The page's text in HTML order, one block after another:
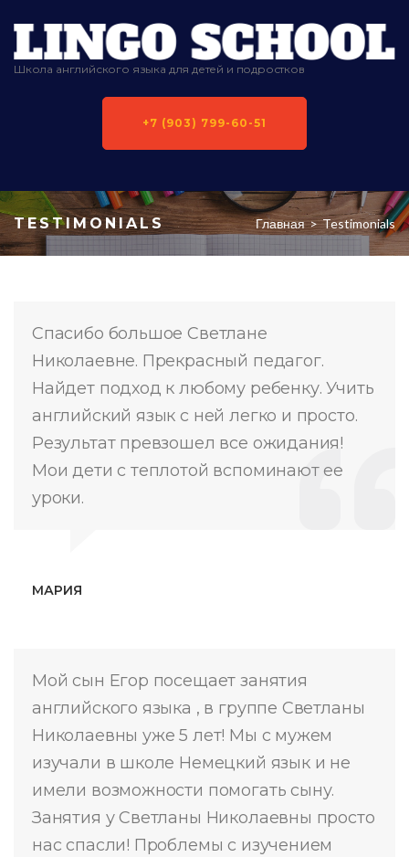
Школа английского языка для детей и подростков
+7 (903) 799-60-51
TESTIMONIALS Главная > Testimonials
Спасибо большое Светлане
Николаевне. Прекрасный педагог.
Найдет подход к любому ребенку. Учить
английский язык с ней легко и просто.
Результат превзошел все ожидания!
Мои дети с теплотой вспоминают ее
уроки.
МАРИЯ
Мой сын Егор посещает занятия
английского языка , в группе Светланы
Николаевны уже 5 лет! Мы с мужем
изучали в школе Немецкий язык и не
имели возможности помогать сыну.
Занятия у Светланы Николаевны просто
нас спасли! Проблемы с изучением